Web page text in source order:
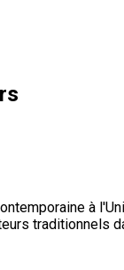
à
traditionnels